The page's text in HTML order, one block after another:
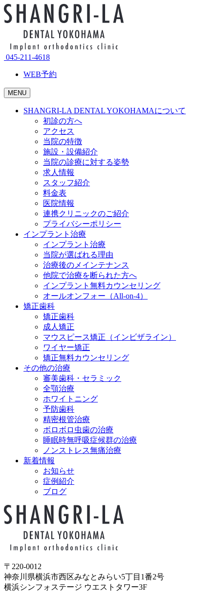
045-211-4618
WEB予約
MENU
SHANGRI-LA DENTAL YOKOHAMAについて
初診の方へ
アクセス
当院の特徴
施設・設備紹介
当院の診療に対する姿勢
求人情報
スタッフ紹介
料金表
医院情報
連携クリニックのご紹介
プライバシーポリシー
インプラント治療
インプラント治療
当院が選ばれる理由
治療後のメインテナンス
他院で治療を断られた方へ
インプラント無料カウンセリング
オールオンフォー（All-on-4）
矯正歯科
矯正歯科
成人矯正
マウスピース矯正（インビザライン）
ワイヤー矯正
矯正無料カウンセリング
その他の治療
審美歯科・セラミック
全顎治療
ホワイトニング
予防歯科
精密根管治療
ボロボロ虫歯の治療
睡眠時無呼吸症候群の治療
ノンストレス無痛治療
新着情報
お知らせ
症例紹介
ブログ
〒220-0012
神奈川県横浜市西区みなとみらい5丁目1番2号
横浜シンフォステージ ウエストタワー3F